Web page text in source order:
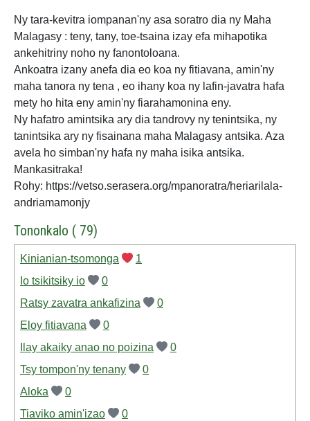
Ny tara-kevitra iompanan'ny asa soratro dia ny Maha
Malagasy : teny, tany, toe-tsaina izay efa mihapotika
ankehitriny noho ny fanontoloana.
Ankoatra izany anefa dia eo koa ny fitiavana, amin'ny
maha tanora ny tena , eo ihany koa ny lafin-javatra hafa
mety ho hita eny amin'ny fiarahamonina eny.
Ny hafatro amintsika ary dia tandrovy ny tenintsika, ny
tanintsika ary ny fisainana maha Malagasy antsika. Aza
avela ho simban'ny hafa ny maha isika antsika.
Mankasitraka!
Rohy: https://vetso.serasera.org/mpanoratra/heriarilala-
andriamamonjy
Tononkalo ( 79)
Kinianian-tsomonga
1
Io tsikitsiky io
0
Ratsy zavatra ankafizina
0
Eloy fitiavana
0
Ilay akaiky anao no poizina
0
Tsy tompon'ny tenany
0
Aloka
0
Tiaviko amin'izao
0